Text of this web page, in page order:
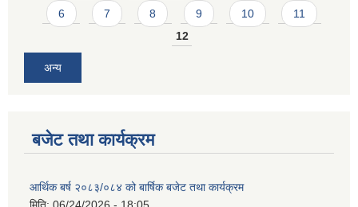
6 7 8 9 10
11
12
अन्य
बजेट तथा कार्यक्रम
आर्थिक बर्ष २०८३/०८४ को बार्षिक बजेट तथा कार्यक्रम